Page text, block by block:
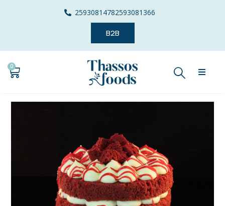
25930814782593081366
B2B
0